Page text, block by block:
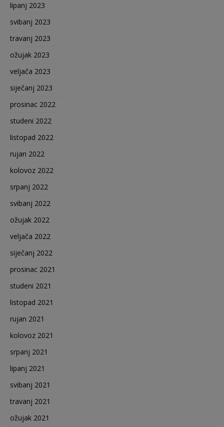
lipanj 2023
svibanj 2023
travanj 2023
ožujak 2023
veljača 2023
siječanj 2023
prosinac 2022
studeni 2022
listopad 2022
rujan 2022
kolovoz 2022
srpanj 2022
svibanj 2022
ožujak 2022
veljača 2022
siječanj 2022
prosinac 2021
studeni 2021
listopad 2021
rujan 2021
kolovoz 2021
srpanj 2021
lipanj 2021
svibanj 2021
travanj 2021
ožujak 2021